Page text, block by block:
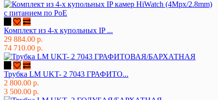
Комплект из 4-х купольных IP ...
29 884.00 р.
74 710.00 р.
Трубка LM UKT- 2 7043 ГРАФИТО...
2 800.00 р.
3 500.00 р.